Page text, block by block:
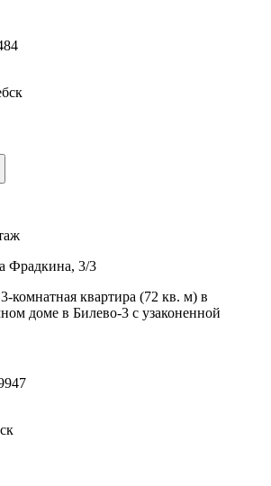
Фрадкина, 3/3
комнатная квартира (72 кв. м) в
доме в Билево-3 с узаконенной